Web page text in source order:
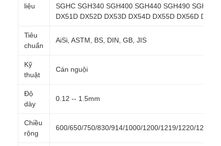
liệu
SGHC SGH340 SGH400 SGH440 SGH490 SGH540
DX51D DX52D DX53D DX54D DX55D DX56D
Tiêu
chuẩn
AiSi, ASTM, BS, DIN, GB, JIS
Kỹ
thuật
Cán nguội
Độ
dày
0.12 -- 1.5mm
Chiều
rộng
600/650/750/830/914/1000/1200/1219/1220/